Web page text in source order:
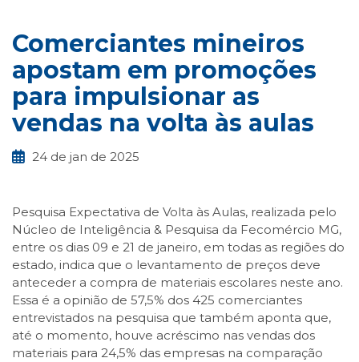
Comerciantes mineiros
apostam em promoções
para impulsionar as
vendas na volta às aulas
24 de jan de 2025
Pesquisa Expectativa de Volta às Aulas, realizada pelo
Núcleo de Inteligência & Pesquisa da Fecomércio MG,
entre os dias 09 e 21 de janeiro, em todas as regiões do
estado, indica que o levantamento de preços deve
anteceder a compra de materiais escolares neste ano.
Essa é a opinião de 57,5% dos 425 comerciantes
entrevistados na pesquisa que também aponta que,
até o momento, houve acréscimo nas vendas dos
materiais para 24,5% das empresas na comparação